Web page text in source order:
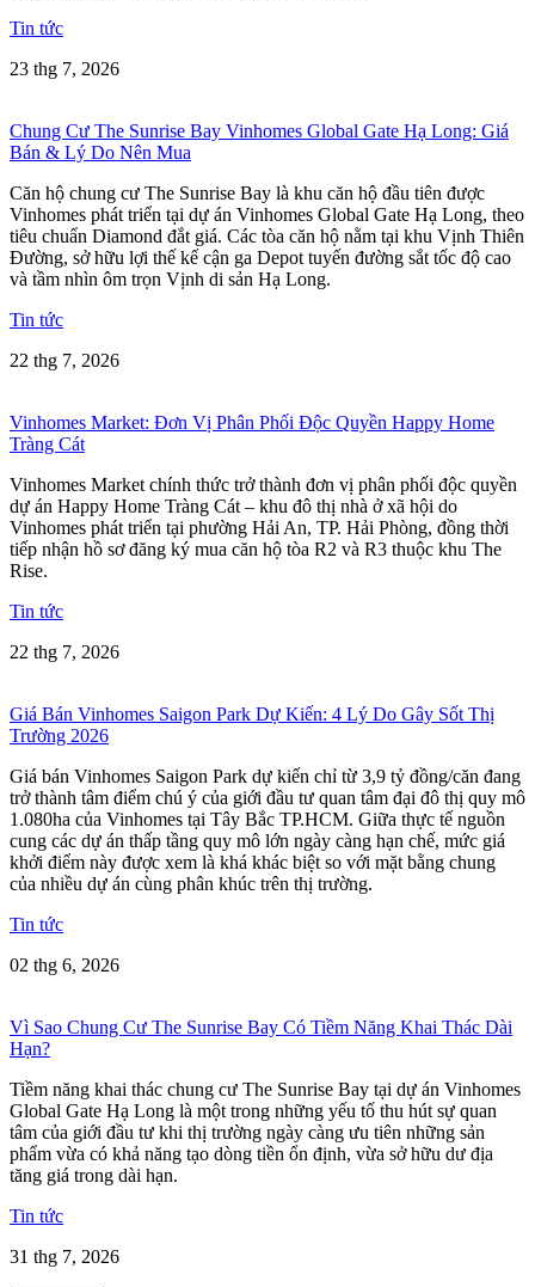
Tin tức
23 thg 7, 2026
Chung Cư The Sunrise Bay Vinhomes Global Gate Hạ Long: Giá
Bán & Lý Do Nên Mua
Căn hộ chung cư The Sunrise Bay là khu căn hộ đầu tiên được
Vinhomes phát triển tại dự án Vinhomes Global Gate Hạ Long, theo
tiêu chuẩn Diamond đắt giá. Các tòa căn hộ nằm tại khu Vịnh Thiên
Đường, sở hữu lợi thế kế cận ga Depot tuyến đường sắt tốc độ cao
và tầm nhìn ôm trọn Vịnh di sản Hạ Long.
Tin tức
22 thg 7, 2026
Vinhomes Market: Đơn Vị Phân Phối Độc Quyền Happy Home
Tràng Cát
Vinhomes Market chính thức trở thành đơn vị phân phối độc quyền
dự án Happy Home Tràng Cát – khu đô thị nhà ở xã hội do
Vinhomes phát triển tại phường Hải An, TP. Hải Phòng, đồng thời
tiếp nhận hồ sơ đăng ký mua căn hộ tòa R2 và R3 thuộc khu The
Rise.
Tin tức
22 thg 7, 2026
Giá Bán Vinhomes Saigon Park Dự Kiến: 4 Lý Do Gây Sốt Thị
Trường 2026
Giá bán Vinhomes Saigon Park dự kiến chỉ từ 3,9 tỷ đồng/căn đang
trở thành tâm điểm chú ý của giới đầu tư quan tâm đại đô thị quy mô
1.080ha của Vinhomes tại Tây Bắc TP.HCM. Giữa thực tế nguồn
cung các dự án thấp tầng quy mô lớn ngày càng hạn chế, mức giá
khởi điểm này được xem là khá khác biệt so với mặt bằng chung
của nhiều dự án cùng phân khúc trên thị trường.
Tin tức
02 thg 6, 2026
Vì Sao Chung Cư The Sunrise Bay Có Tiềm Năng Khai Thác Dài
Hạn?
Tiềm năng khai thác chung cư The Sunrise Bay tại dự án Vinhomes
Global Gate Hạ Long là một trong những yếu tố thu hút sự quan
tâm của giới đầu tư khi thị trường ngày càng ưu tiên những sản
phẩm vừa có khả năng tạo dòng tiền ổn định, vừa sở hữu dư địa
tăng giá trong dài hạn.
Tin tức
31 thg 7, 2026